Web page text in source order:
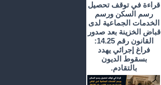
قراءة في توقف تحصيل
رسم السكن ورسم
الخدمات الجماعية لدى
قباض الخزينة بعد صدور
القانون رقم 14.25:
فراغ إجرائي يهدد
بسقوط الديون
بالتقادم.